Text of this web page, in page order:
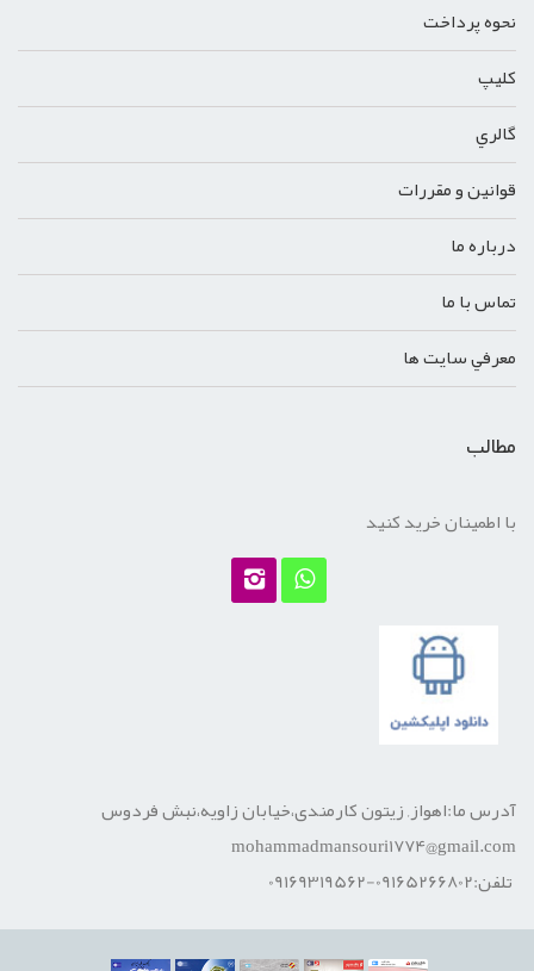
نحوه پرداخت
کليپ
گالري
قوانين و مقررات
درباره ما
تماس با ما
معرفي سايت ها
مطالب
با اطمینان خرید کنید
آدرس ما:اهواز, زیتون کارمندی،خیابان زاویه،نبش فردوس
mohammadmansouri1774@gmail.com
تلفن:09165266802-09169319562